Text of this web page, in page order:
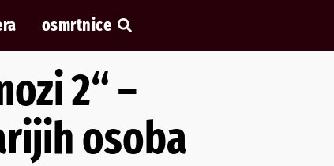
osmrtnice
2“ –
osoba